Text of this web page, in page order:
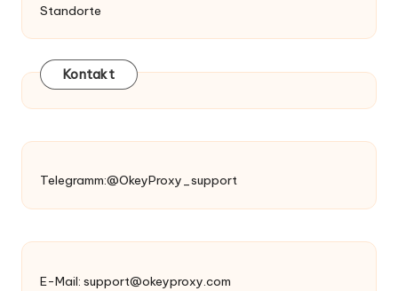
Standorte
Kontakt
Telegramm:@OkeyProxy_support
E-Mail: support@okeyproxy.com